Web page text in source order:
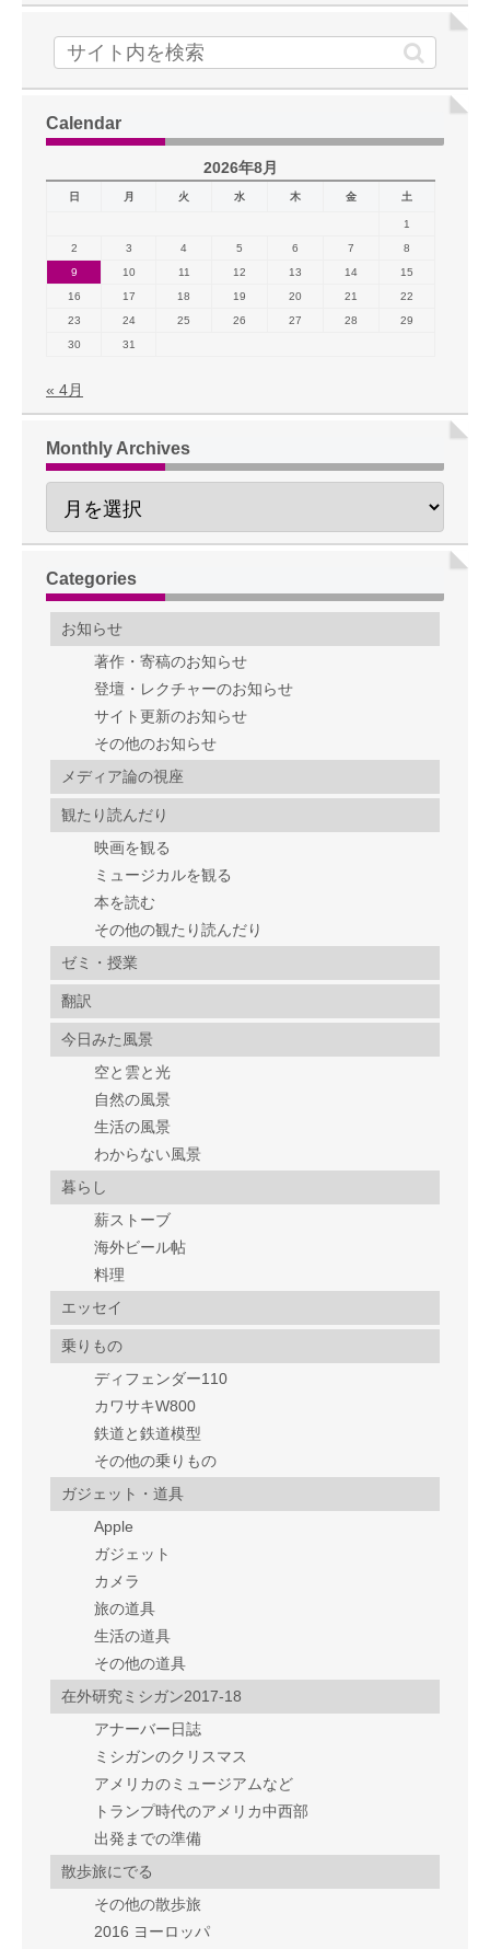
Calendar
2026年8月
日 月 火 水 木 金 土
1
2
3 4 5 6 7
8
9
10 11 12 13 14
15
16
17 18 19 20 21
22
23
24 25 26 27 28
29
30
31
« 4月
Monthly Archives
Categories
お知らせ
著作・寄稿のお知らせ
登壇・レクチャーのお知らせ
サイト更新のお知らせ
その他のお知らせ
メディア論の視座
観たり読んだり
映画を観る
ミュージカルを観る
本を読む
その他の観たり読んだり
ゼミ・授業
翻訳
今日みた風景
空と雲と光
自然の風景
生活の風景
わからない風景
暮らし
薪ストーブ
海外ビール帖
料理
エッセイ
乗りもの
ディフェンダー110
カワサキW800
鉄道と鉄道模型
その他の乗りもの
ガジェット・道具
Apple
ガジェット
カメラ
旅の道具
生活の道具
その他の道具
在外研究ミシガン2017-18
アナーバー日誌
ミシガンのクリスマス
アメリカのミュージアムなど
トランプ時代のアメリカ中西部
出発までの準備
散歩旅にでる
その他の散歩旅
2016 ヨーロッパ